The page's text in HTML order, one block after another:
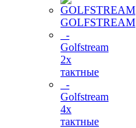
GOLFSTREAM
-
Golfstream
2х
тактные
-
Golfstream
4х
тактные